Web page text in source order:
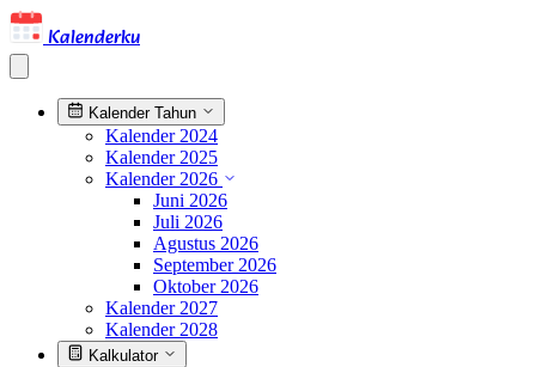
Kalenderku
Kalender Tahun
Kalender 2024
Kalender 2025
Kalender 2026
Juni 2026
Juli 2026
Agustus 2026
September 2026
Oktober 2026
Kalender 2027
Kalender 2028
Kalkulator